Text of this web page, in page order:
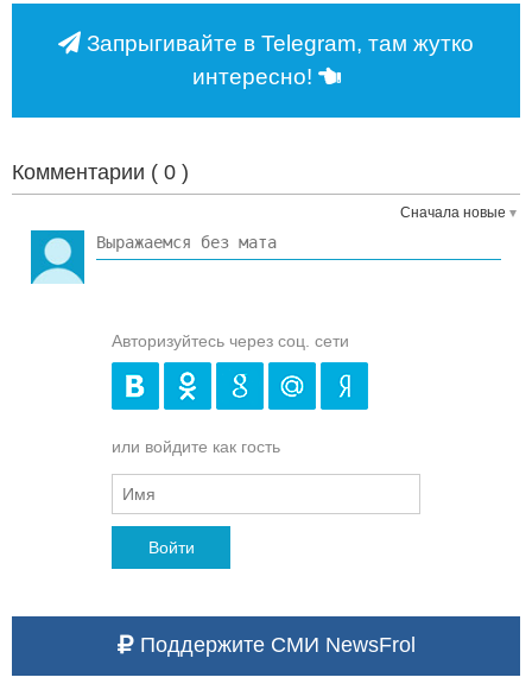
Запрыгивайте в Telegram, там жутко
интересно!
Комментарии ( 0 )
Сначала новые
Авторизуйтесь через соц. сети
или войдите как гость
Войти
Поддержите СМИ NewsFrol